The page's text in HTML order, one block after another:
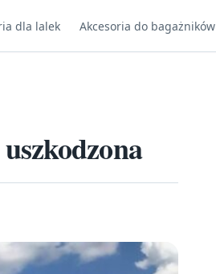
dla lalek Akcesoria do bagażników